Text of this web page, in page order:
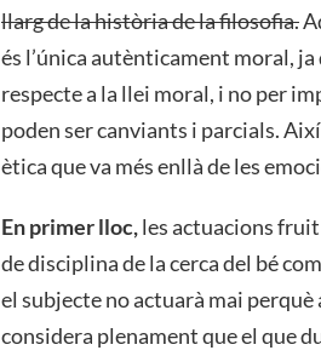
llarg de la història de la filosofia.
és l’única autènticament moral,
respecte a la llei moral, i no per
poden ser canviants i parcials.
ètica que va més enllà de les
En primer lloc,les actuacions
de disciplina de la cerca del bé
el subjecte no actuarà mai
considera plenament que el que